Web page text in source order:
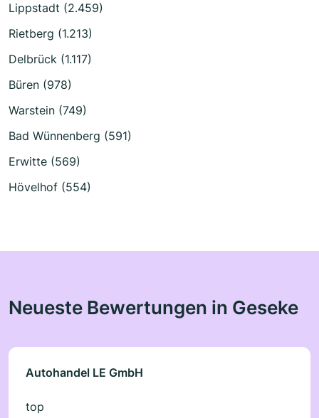
Lippstadt (2.459)
Rietberg (1.213)
Delbrück (1.117)
Büren (978)
Warstein (749)
Bad Wünnenberg (591)
Erwitte (569)
Hövelhof (554)
Neueste Bewertungen in Geseke
Autohandel LE GmbH
top